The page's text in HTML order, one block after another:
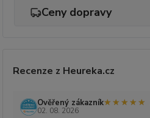
Ceny dopravy
Recenze z Heureka.cz
Ověřený zákazník★★★★★
★★★★★
02. 08. 2026